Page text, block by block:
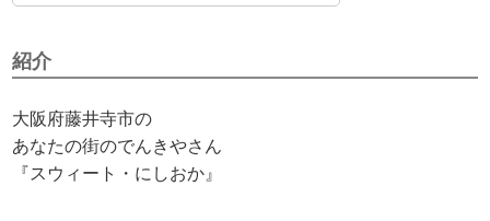
紹介
大阪府藤井寺市の
あなたの街のでんきやさん
『スウィート・にしおか』